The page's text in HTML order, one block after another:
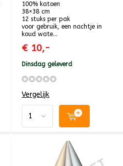
100% katoen
38×38 cm
12 stuks per pak
voor gebruik, een nachtje in
koud wate...
€ 10,-
Dinsdag geleverd
Vergelijk